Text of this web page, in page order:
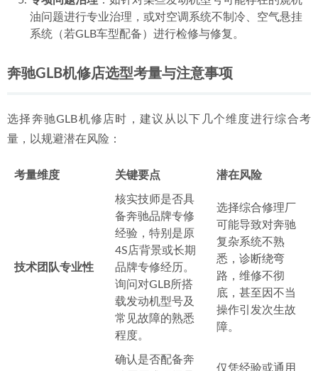
油问题进行专业治理，或对空调系统不制冷、空气悬挂
系统（若GLB车型配备）进行检修与修复。
奔驰GLB机修店选型考量与注意事项
选择奔驰GLB机修店时，建议从以下几个维度进行综合考
量，以规避潜在风险：
考量维度 关键要点 潜在风险
技术团队专业性
核实技师是否具
备奔驰品牌专修
经验，特别是原
4S店背景或长期
品牌专修经历。
询问对GLB所搭
载发动机型号及
常见故障的熟悉
程度。
选择综合修理厂
可能导致对奔驰
复杂系统不熟
悉，诊断绕弯
路，维修不彻
底，甚至因不当
操作引发次生故
障。
确认是否配备奔
仅凭经验或通用